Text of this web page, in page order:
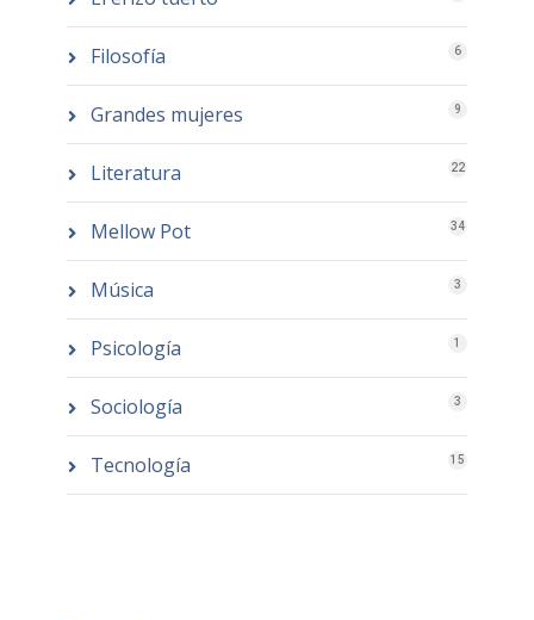
Filosofía 6
Grandes mujeres 9
Literatura 22
Mellow Pot 34
Música 3
Psicología 1
Sociología 3
Tecnología 15